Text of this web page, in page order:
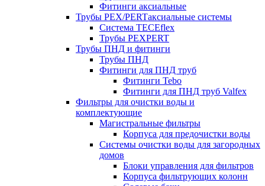
Фитинги аксиальные
Трубы PEX/PERTаксиальные системы
Система TECEflex
Трубы PEXPERT
Трубы ПНД и фитинги
Трубы ПНД
Фитинги для ПНД труб
Фитинги Tebo
Фитинги для ПНД труб Valfex
Фильтры для очистки воды и
комплектующие
Магистральные фильтры
Корпуса для предочистки воды
Системы очистки воды для загородных
домов
Блоки управления для фильтров
Корпуса фильтрующих колонн